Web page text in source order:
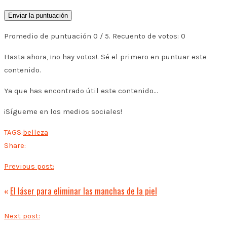
Enviar la puntuación
Promedio de puntuación 0 / 5. Recuento de votos: 0
Hasta ahora, ¡no hay votos!. Sé el primero en puntuar este
contenido.
Ya que has encontrado útil este contenido...
¡Sígueme en los medios sociales!
TAGS:belleza
Share:
Previous post:
« El láser para eliminar las manchas de la piel
Next post: